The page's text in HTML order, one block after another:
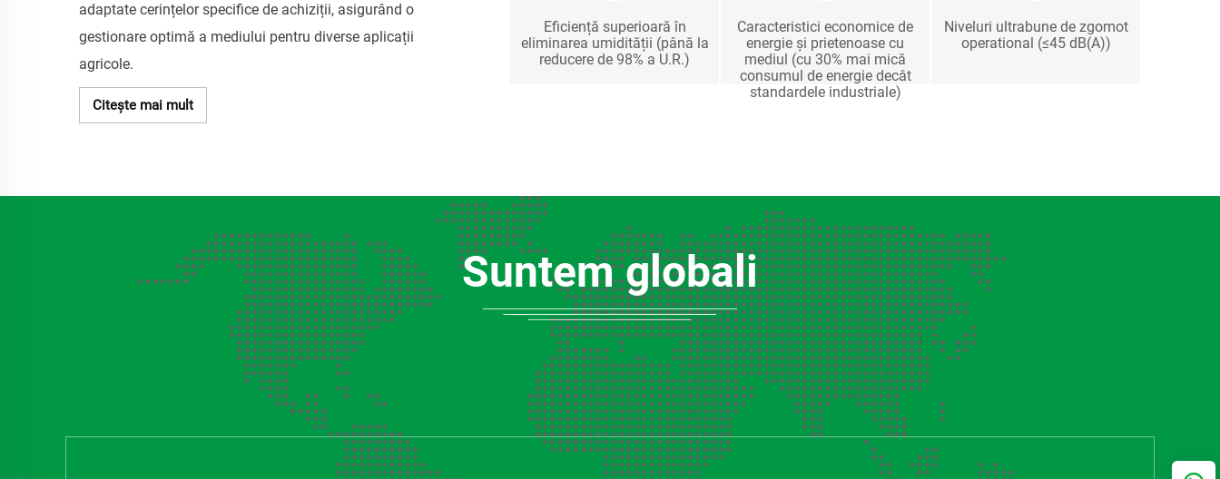
adaptate cerințelor specifice de achiziții, asigurând o
gestionare optimă a mediului pentru diverse aplicații
agricole.
Citește mai mult
Eficiență superioară în
eliminarea umidității (până la
reducere de 98% a U.R.)
Caracteristici economice de
energie și prietenoase cu
mediul (cu 30% mai mică
consumul de energie decât
standardele industriale)
Niveluri ultrabune de zgomot
operational (≤45 dB(A))
Suntem globali